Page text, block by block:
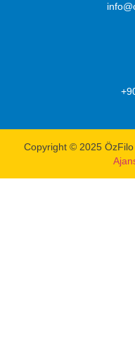
Copyright © 2025 ÖzFilo